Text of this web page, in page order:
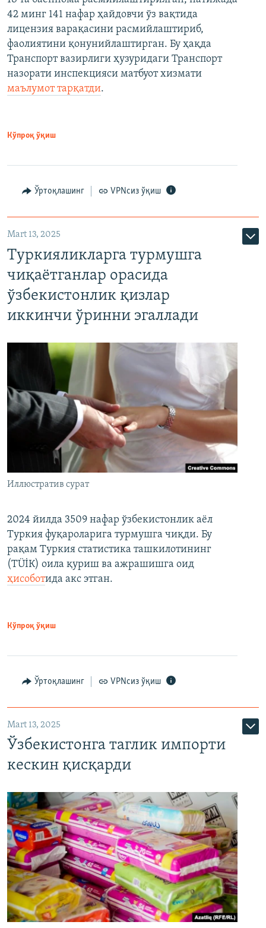
42 минг 141 нафар ҳайдовчи ўз вақтида
лицензия варақасини расмийлаштириб,
фаолиятини қонунийлаштирган. Бу ҳақда
Транспорт вазирлиги ҳузуридаги Транспорт
назорати инспекцияси матбуот хизмати
маълумот тарқатди.
Кўпроқ ўқиш
Ўртоқлашинг VPNсиз ўқиш
Mart 13, 2025
Туркияликларга турмушга
чиқаётганлар орасида
ўзбекистонлик қизлар
иккинчи ўринни эгаллади
Иллюстратив сурат
2024 йилда 3509 нафар ўзбекистонлик аёл
Туркия фуқароларига турмушга чиқди. Бу
рақам Туркия статистика ташкилотининг
(ТÜİК) оила қуриш ва ажрашишга оид
ҳисоботида акс этган.
Кўпроқ ўқиш
Ўртоқлашинг VPNсиз ўқиш
Mart 13, 2025
Ўзбекистонга таглик импорти
кескин қисқарди